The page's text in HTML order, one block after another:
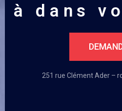
à dans
251 rue Clément Ader –